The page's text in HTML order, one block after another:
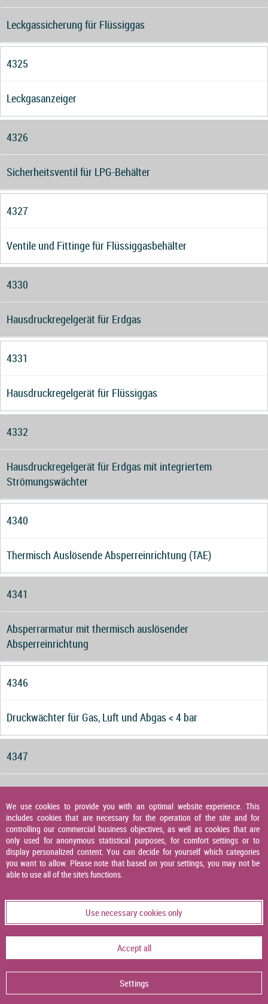
Leckgassicherung für Flüssiggas
4325
Leckgasanzeiger
4326
Sicherheitsventil für LPG-Behälter
4327
Ventile und Fittinge für Flüssiggasbehälter
4330
Hausdruckregelgerät für Erdgas
4331
Hausdruckregelgerät für Flüssiggas
4332
Hausdruckregelgerät für Erdgas mit integriertem
Strömungswächter
4340
Thermisch Auslösende Absperreinrichtung (TAE)
4341
Absperrarmatur mit thermisch auslösender
Absperreinrichtung
4346
Druckwächter für Gas, Luft und Abgas < 4 bar
4347
Druckwächter für Gas, Luft und Abgas
4348
Druckaufnehmer
4349
Temperaturaufnehmer
4356
We use cookies to provide you with an optimal website experience. This
includes cookies that are necessary for the operation of the site and for
controlling our commercial business objectives, as well as cookies that are
only used for anonymous statistical purposes, for comfort settings or to
display personalized content. You can decide for yourself which categories
you want to allow. Please note that based on your settings, you may not be
able to use all of the site's functions.
Use necessary cookies only
Accept all
Settings